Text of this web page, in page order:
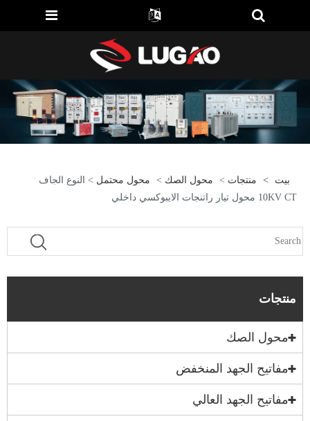
بيت > منتجات > محول الصك > محول محتمل > النوع الجاف
10KV CT محول تيار راتنجات الايبوكسي داخلي
منتجات
محول الصك
مفاتيح الجهد المنخفض
مفاتيح الجهد العالي